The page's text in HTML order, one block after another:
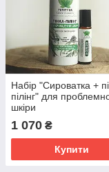
Набір "Сироватка +
пілінг" для
шкіри
1 070 ₴
Купити